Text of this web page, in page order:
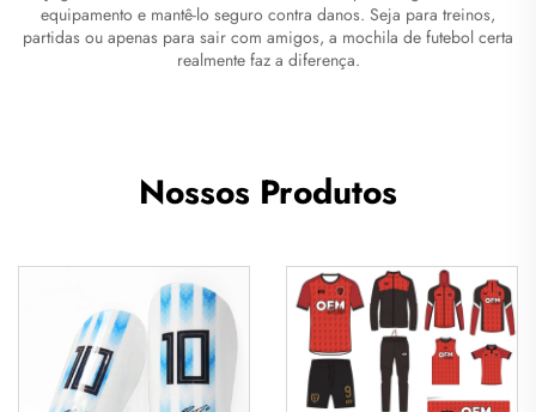
equipamento e mantê-lo seguro contra danos. Seja para treinos,
partidas ou apenas para sair com amigos, a mochila de futebol certa
realmente faz a diferença.
Nossos Produtos